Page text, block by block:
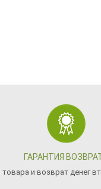
ГАРАНТИЯ
и возврат денег